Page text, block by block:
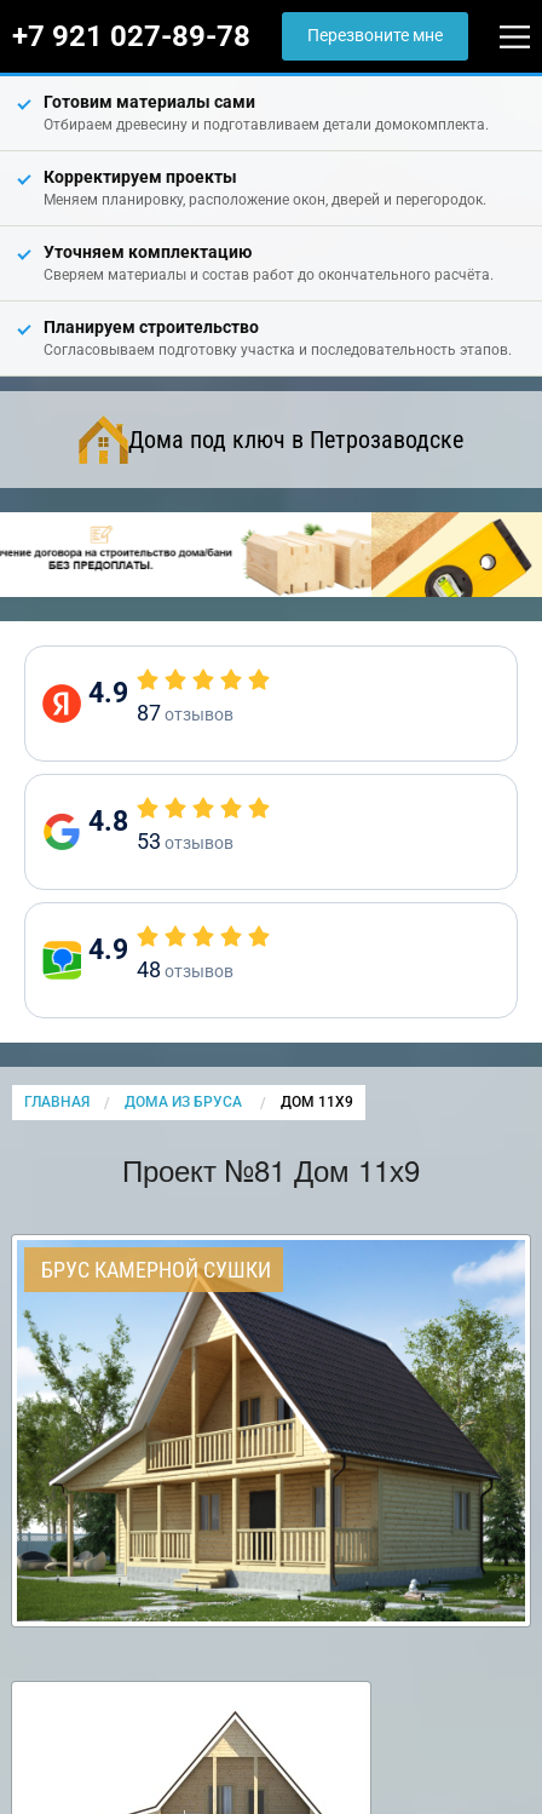
+7 921 027-89-78 Перезвоните мне
Готовим материалы сами
Отбираем древесину и подготавливаем детали домокомплекта.
Корректируем проекты
Меняем планировку, расположение окон, дверей и перегородок.
Уточняем комплектацию
Сверяем материалы и состав работ до окончательного расчёта.
Планируем строительство
Согласовываем подготовку участка и последовательность этапов.
Дома под ключ в Петрозаводске
4.9
87отзывов
4.8
53 отзывов
4.9
48 отзывов
ГЛАВНАЯ ДОМА ИЗ БРУСА CURRENT:
ДОМ 11Х9
Проект №81 Дом 11х9
БРУС КАМЕРНОЙ СУШКИ